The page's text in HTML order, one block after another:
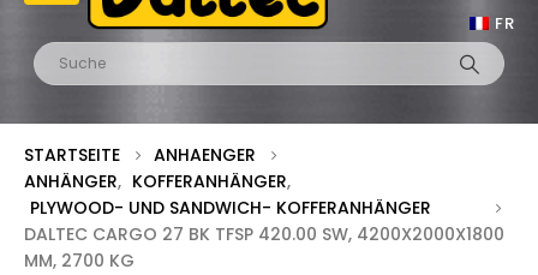
FR
STARTSEITE
ANHAENGER
ANHÄNGER, KOFFERANHÄNGER,
PLYWOOD- UND SANDWICH- KOFFERANHÄNGER
DALTEC CARGO 27 BK TFSP 420.00 SW, 4200X2000X1800
MM, 2700 KG